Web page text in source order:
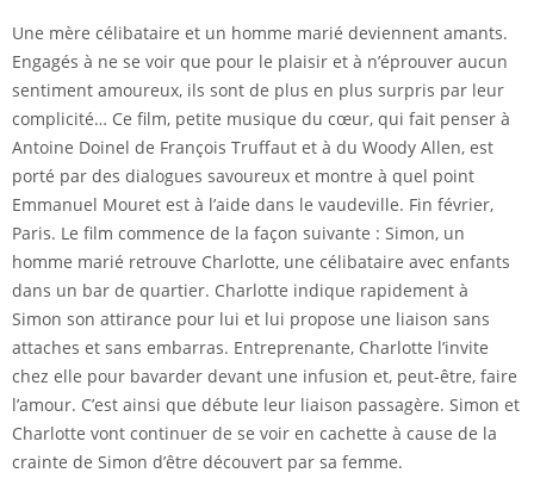
Une mère célibataire et un homme marié deviennent amants.
Engagés à ne se voir que pour le plaisir et à n’éprouver aucun
sentiment amoureux, ils sont de plus en plus surpris par leur
complicité… Ce film, petite musique du cœur, qui fait penser à
Antoine Doinel de François Truffaut et à du Woody Allen, est
porté par des dialogues savoureux et montre à quel point
Emmanuel Mouret est à l’aide dans le vaudeville. Fin février,
Paris. Le film commence de la façon suivante : Simon, un
homme marié retrouve Charlotte, une célibataire avec enfants
dans un bar de quartier. Charlotte indique rapidement à
Simon son attirance pour lui et lui propose une liaison sans
attaches et sans embarras. Entreprenante, Charlotte l’invite
chez elle pour bavarder devant une infusion et, peut-être, faire
l’amour. C’est ainsi que débute leur liaison passagère. Simon et
Charlotte vont continuer de se voir en cachette à cause de la
crainte de Simon d’être découvert par sa femme.